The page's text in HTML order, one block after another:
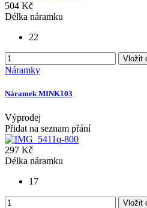
504 Kč
Délka náramku
22
Vložit
Náramky
Náramek MINK103
Výprodej
Přidat na seznam přání
297 Kč
Délka náramku
17
Vložit